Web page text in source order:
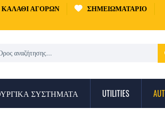
ΚΑΛΆΘΙ ΑΓΟΡΏΝ
ΣΗΜΕΙΩΜΑΤΆΡΙΟ
ΣΥΣΤΉΜΑΤΑ UTILITIES